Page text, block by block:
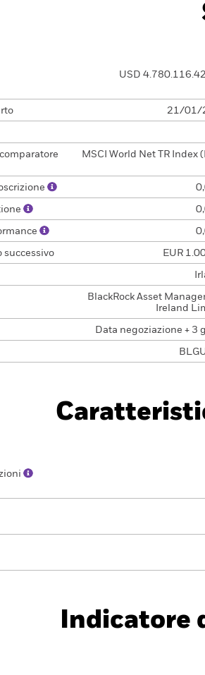
USD
21/01/
MSCI World Net TR Index
successivo EUR
BlackRock Asset
Ireland
Data negoziazione + 3
Indicatore